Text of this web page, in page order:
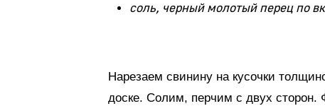
соль, черный молотый перец по
Нарезаем свинину на кусочки
доске. Солим, перчим с двух сторон.